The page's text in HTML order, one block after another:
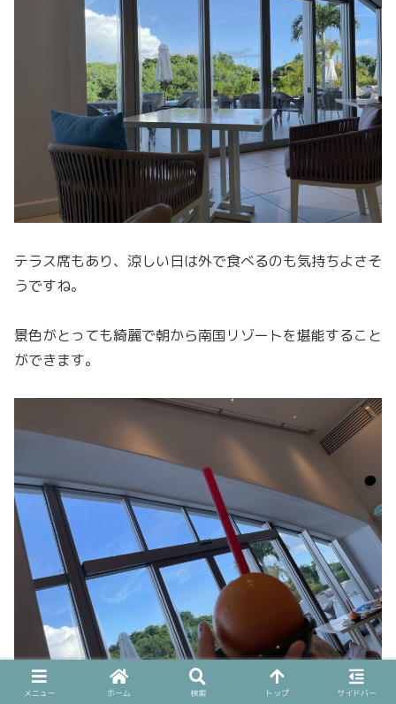
テラス席もあり、涼しい日は外で食べるのも気持ちよさそ
うですね。
景色がとっても綺麗で朝から南国リゾートを堪能すること
ができます。
メニュー ホーム 検索 トップ サイドバー